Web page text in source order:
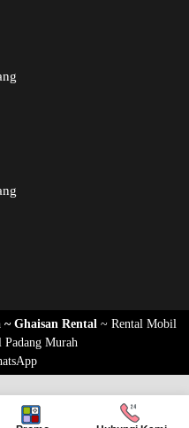
~ Ghaisan Rental ~ Rental Mobil
Padang Murah